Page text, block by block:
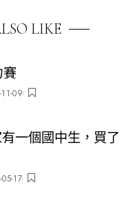
LIKE
賽
09
一個國中生，買了
17